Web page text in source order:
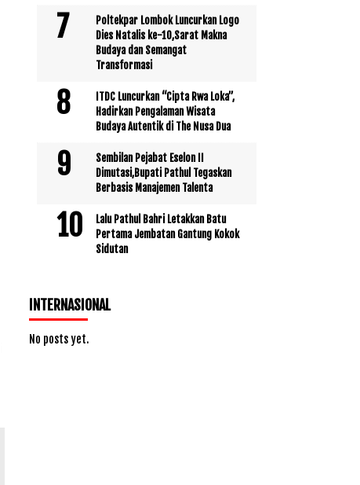
Poltekpar Lombok Luncurkan Logo
Dies Natalis ke-10,Sarat Makna
Budaya dan Semangat
Transformasi
ITDC Luncurkan “Cipta Rwa Loka”,
Hadirkan Pengalaman Wisata
Budaya Autentik di The Nusa Dua
Sembilan Pejabat Eselon II
Dimutasi,Bupati Pathul Tegaskan
Berbasis Manajemen Talenta
Lalu Pathul Bahri Letakkan Batu
Pertama Jembatan Gantung Kokok
Sidutan
INTERNASIONAL
No posts yet.